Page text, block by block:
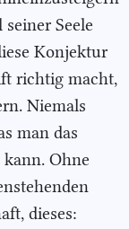
Seele
Konjektur
richtig macht,
Niemals
man das
Ohne
dieses: